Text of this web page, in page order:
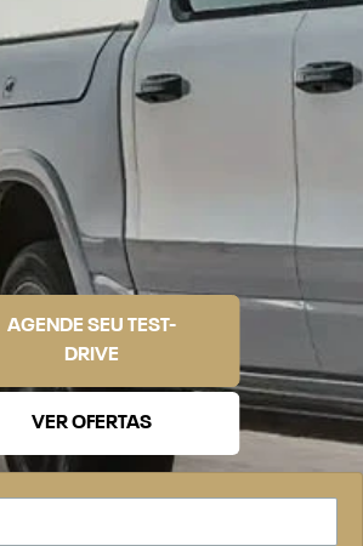
AGENDE SEU TEST-
DRIVE
VER OFERTAS